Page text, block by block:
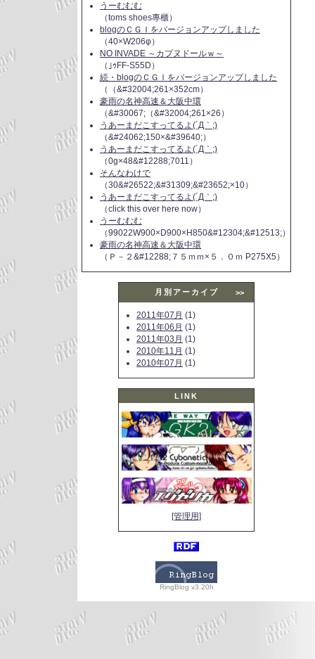
うーむむむ
（toms shoes專櫃）
blogのＣＧＩをバージョンアップしました
（40×W206φ）
NO INVADE ～カプヌドールｗ～
（｣ｩFF-S55D）
続・blogのＣＧＩをバージョンアップしました
（（&#32004;261×352cm）
豪雨の名神高速＆大阪中環
（&#30067;（&#32004;261×26）
うあーまだこすってるよ(´Д｀;)
（&#24062;150×&#39640;）
うあーまだこすってるよ(´Д｀;)
（0g×48&#12288;7011）
そんなわけで
（30&#26522;&#31309;&#23652;×10）
うあーまだこすってるよ(´Д｀;)
（click this over here now）
うーむむむ
（99022W900×D900×H850&#12304;&#12513;）
豪雨の名神高速＆大阪中環
（Ｐ－２&#12288;７５ｍｍ×５．０ｍ P275X5）
月別アーカイブ >>
2011年07月 (1)
2011年06月 (1)
2011年03月 (1)
2010年11月 (1)
2010年07月 (1)
LINK
[管理用]
RingBlog v3.20h